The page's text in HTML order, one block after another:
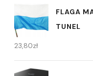
FLAGA
TUNEL
23,80zł